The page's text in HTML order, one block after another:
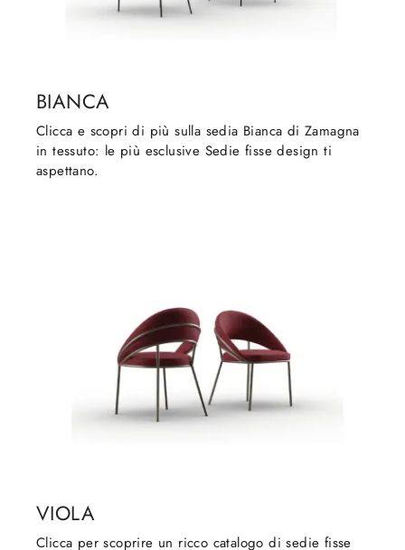
BIANCA
Clicca e scopri di più sulla sedia Bianca di Zamagna
in tessuto: le più esclusive Sedie fisse design ti
aspettano.
VIOLA
Clicca per scoprire un ricco catalogo di sedie fisse